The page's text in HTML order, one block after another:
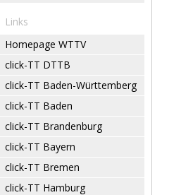
Links
Homepage WTTV
click-TT DTTB
click-TT Baden-Württemberg
click-TT Baden
click-TT Brandenburg
click-TT Bayern
click-TT Bremen
click-TT Hamburg